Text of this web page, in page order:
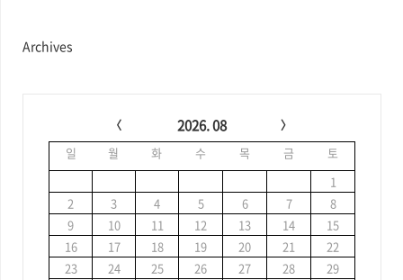
Archives
2026. 08
일 월 화 수 목 금
토
1
2
3 4 5 6 7
8
9
10 11 12 13 14
15
16
17 18 19 20 21
22
23
24 25 26 27 28
29